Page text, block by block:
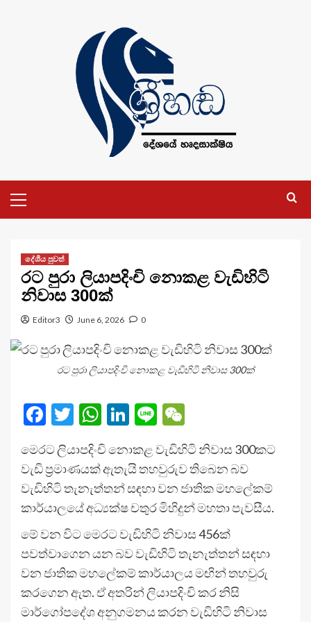
Menu
දේශීය පුවත්
රට පුරා ලියාපදිංචි නොකළ වැඩිහිටි
නිවාස 300ක්
Editor3 June 6, 2026 0
රට පුරා ලියාපදිංචි නොකළ වැඩිහිටි නිවාස 300ක්
Facebook
Twitter
WhatsApp
LinkedIn
Line
මෙරට ලියාපදිංචි නොකළ වැඩිහිටි නිවාස 300කට
වැඩි ප්‍රමාණයක් ඇතැයි තහවුරුව තිබෙන බව
වැඩිහිටි තැනැත්තන් සඳහා වන ජාතික මහලේකම්
කාර්යාලයේ අධ්‍යක්ෂ චතුර මිහිදුන් මහතා පැවසීය.
මේ වන විට මෙරට වැඩිහිටි නිවාස 456ක්
පවත්වාගෙන යන බව වැඩිහිටි තැනැත්තන් සඳහා
වන ජාතික මහලේකම් කාර්යාලය මඟින් තහවුරු
කරගෙන ඇත. ඒ අතරින් ලියාපදිංචි කර නිසි
මාර්ගෝපදේශ අනුගමනය කරන වැඩිහිටි නිවාස